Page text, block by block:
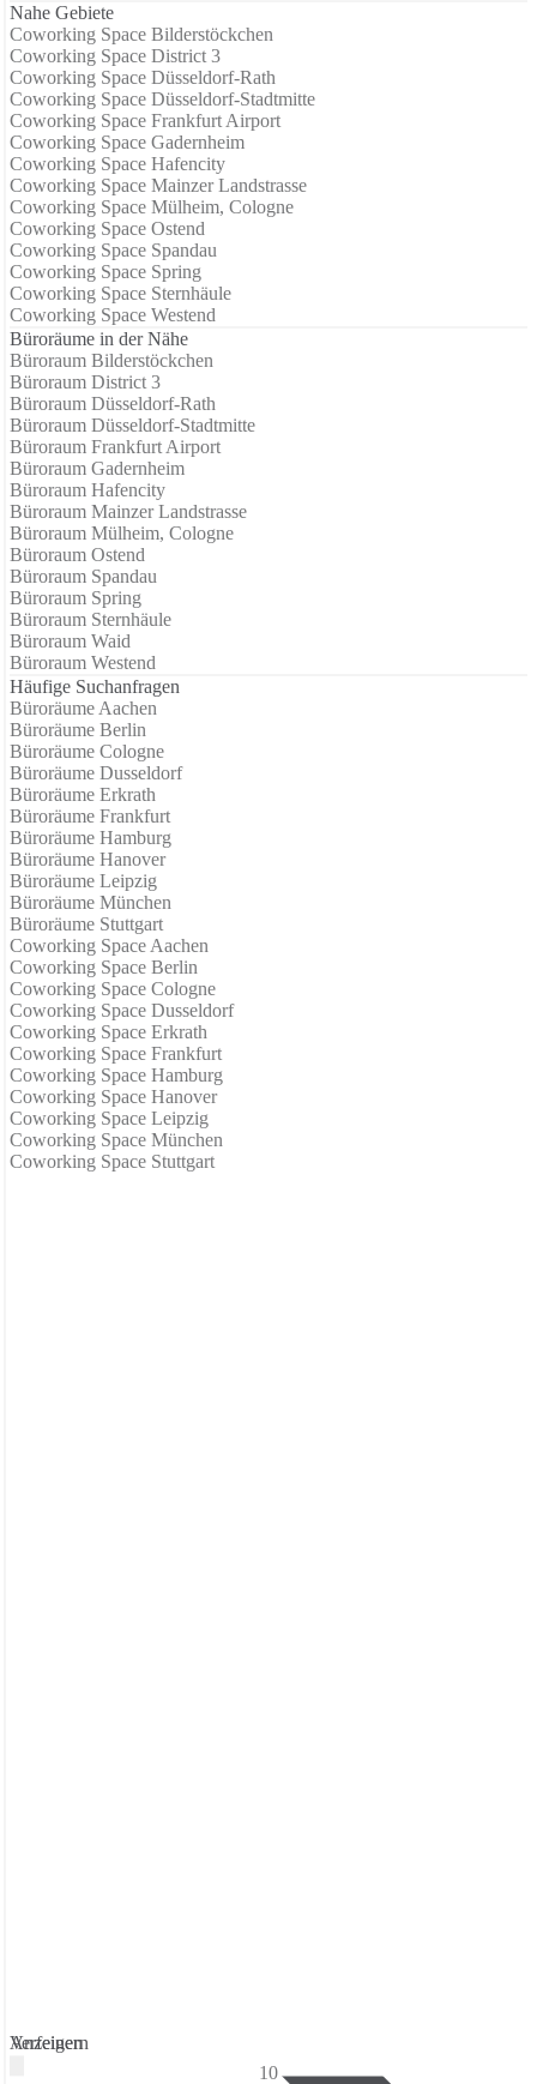
Nahe Gebiete
Coworking Space Bilderstöckchen
Coworking Space District 3
Coworking Space Düsseldorf-Rath
Coworking Space Düsseldorf-Stadtmitte
Coworking Space Frankfurt Airport
Coworking Space Gadernheim
Coworking Space Hafencity
Coworking Space Mainzer Landstrasse
Coworking Space Mülheim, Cologne
Coworking Space Ostend
Coworking Space Spandau
Coworking Space Spring
Coworking Space Sternhäule
Coworking Space Westend
Büroräume in der Nähe
Büroraum Bilderstöckchen
Büroraum District 3
Büroraum Düsseldorf-Rath
Büroraum Düsseldorf-Stadtmitte
Büroraum Frankfurt Airport
Büroraum Gadernheim
Büroraum Hafencity
Büroraum Mainzer Landstrasse
Büroraum Mülheim, Cologne
Büroraum Ostend
Büroraum Spandau
Büroraum Spring
Büroraum Sternhäule
Büroraum Waid
Büroraum Westend
Häufige Suchanfragen
Büroräume Aachen
Büroräume Berlin
Büroräume Cologne
Büroräume Dusseldorf
Büroräume Erkrath
Büroräume Frankfurt
Büroräume Hamburg
Büroräume Hanover
Büroräume Leipzig
Büroräume München
Büroräume Stuttgart
Coworking Space Aachen
Coworking Space Berlin
Coworking Space Cologne
Coworking Space Dusseldorf
Coworking Space Erkrath
Coworking Space Frankfurt
Coworking Space Hamburg
Coworking Space Hanover
Coworking Space Leipzig
Coworking Space München
Coworking Space Stuttgart
Verfeinern
Anzeigen
10